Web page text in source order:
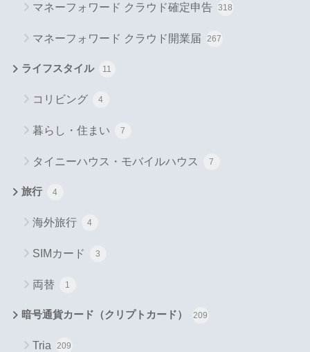
マネーフォワード クラウド確定申告 318
マネーフォワード クラウド開業届 267
ライフスタイル 11
コリビング 4
暮らし・住まい 7
タイニーハウス・モバイルハウス 7
旅行 4
海外旅行 4
SIMカード 3
両替 1
暗号通貨カード（クリプトカード） 209
Tria 209